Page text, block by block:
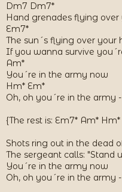
Dm7 Dm7*
Hand grenades flying
Em7*
The sun´s flying over your
If you wanna survive
Am*
You´re in the army now
Hm* Em*
Oh, oh you´re in the army
{The rest is: Em7* Am* Hm*
Shots ring out in the dead
The sergeant calls: "Stand
You´re in the army now
Oh, oh you´re in the army